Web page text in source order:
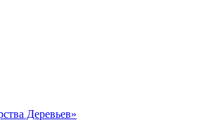
Деревьев»